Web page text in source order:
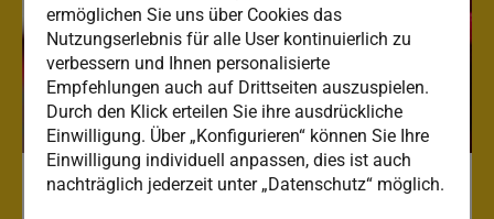
ermöglichen Sie uns über Cookies das
Nutzungserlebnis für alle User kontinuierlich zu
verbessern und Ihnen personalisierte
Empfehlungen auch auf Drittseiten auszuspielen.
Durch den Klick erteilen Sie ihre ausdrückliche
Einwilligung. Über „Konfigurieren“ können Sie Ihre
Einwilligung individuell anpassen, dies ist auch
nachträglich jederzeit unter „Datenschutz“ möglich.